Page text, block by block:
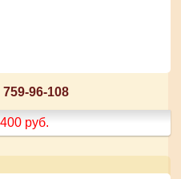
96-108
руб.